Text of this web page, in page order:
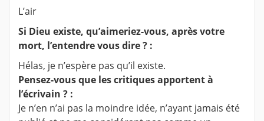
L’air
Si Dieu existe, qu’aimeriez-vous, après votre
mort, l’entendre vous dire ? :
Hélas, je n’espère pas qu’il existe.
Pensez-vous que les critiques apportent à
l’écrivain ? :
Je n’en n’ai pas la moindre idée, n’ayant jamais été